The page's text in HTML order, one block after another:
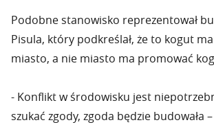
Podobne stanowisko reprezentował
Pisula, który podkreślał, że to kogut
miasto, a nie miasto ma promować
- Konflikt w środowisku jest
szukać zgody, zgoda będzie budowała